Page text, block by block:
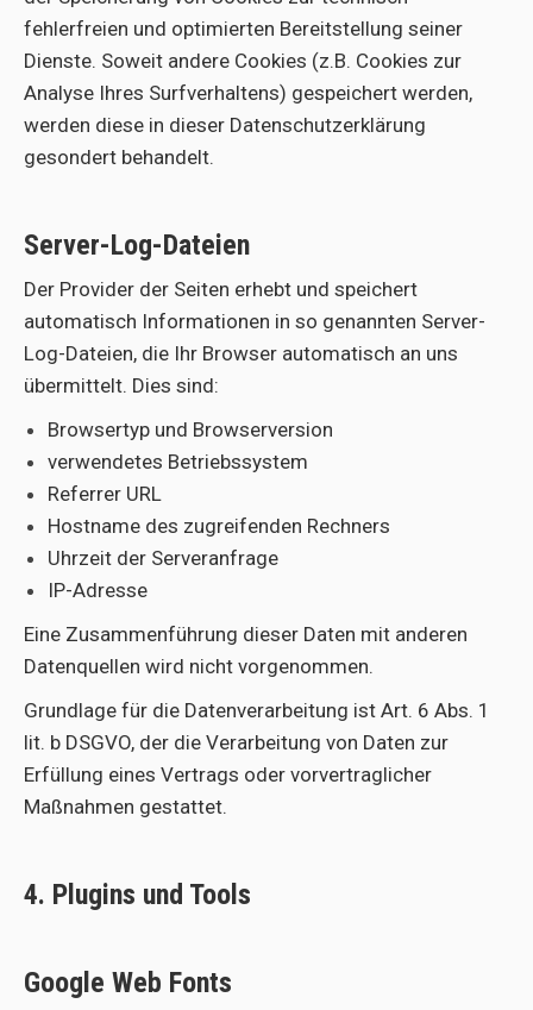
fehlerfreien und optimierten Bereitstellung seiner
Dienste. Soweit andere Cookies (z.B. Cookies zur
Analyse Ihres Surfverhaltens) gespeichert werden,
werden diese in dieser Datenschutzerklärung
gesondert behandelt.
Server-Log-Dateien
Der Provider der Seiten erhebt und speichert
automatisch Informationen in so genannten Server-
Log-Dateien, die Ihr Browser automatisch an uns
übermittelt. Dies sind:
Browsertyp und Browserversion
verwendetes Betriebssystem
Referrer URL
Hostname des zugreifenden Rechners
Uhrzeit der Serveranfrage
IP-Adresse
Eine Zusammenführung dieser Daten mit anderen
Datenquellen wird nicht vorgenommen.
Grundlage für die Datenverarbeitung ist Art. 6 Abs. 1
lit. b DSGVO, der die Verarbeitung von Daten zur
Erfüllung eines Vertrags oder vorvertraglicher
Maßnahmen gestattet.
4. Plugins und Tools
Google Web Fonts